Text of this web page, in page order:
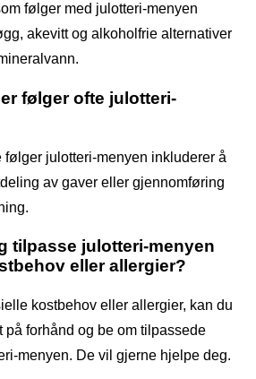
følger med julotteri-menyen
akevitt og alkoholfrie alternativer
følger ofte julotteri-
følger julotteri-menyen inkluderer å
av gaver eller gjennomføring
tilpasse julotteri-menyen
eller allergier?
kostbehov eller allergier, kan du
på forhånd og be om tilpassede
menyen. De vil gjerne hjelpe deg.